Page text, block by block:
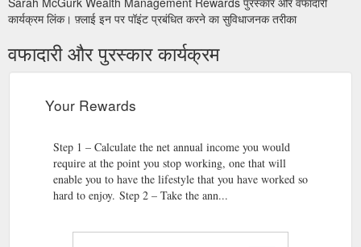
कार्यक्रम लिंक। फ़्लाई इन पर पॉइंट प्रबंधित करने का सुविधाजनक तरीका
वफादारी और पुरस्कार कार्यक्रम
Your Rewards
Step 1 – Calculate the net annual income you would
require at the point you stop working, one that will
enable you to have the lifestyle that you have worked so
hard to enjoy. Step 2 – Take the ann...